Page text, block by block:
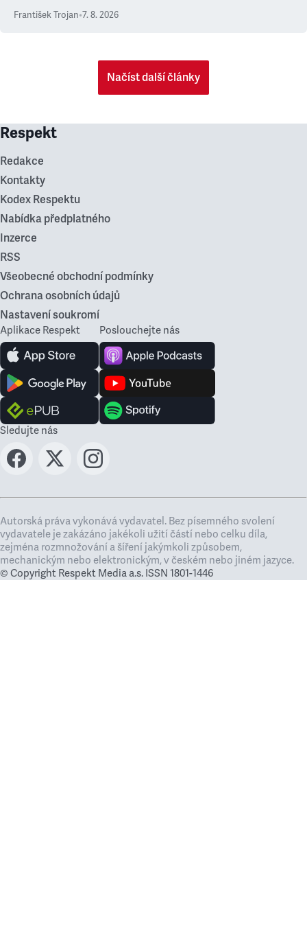
František Trojan•7. 8. 2026
Načíst další články
Respekt
Redakce
Kontakty
Kodex Respektu
Nabídka předplatného
Inzerce
RSS
Všeobecné obchodní podmínky
Ochrana osobních údajů
Nastavení soukromí
Aplikace Respekt Poslouchejte nás
Sledujte nás
Autorská práva vykonává vydavatel. Bez písemného svolení
vydavatele je zakázáno jakékoli užití částí nebo celku díla,
zejména rozmnožování a šíření jakýmkoli způsobem,
mechanickým nebo elektronickým, v českém nebo jiném jazyce.
© Copyright Respekt Media a.s. ISSN 1801-1446